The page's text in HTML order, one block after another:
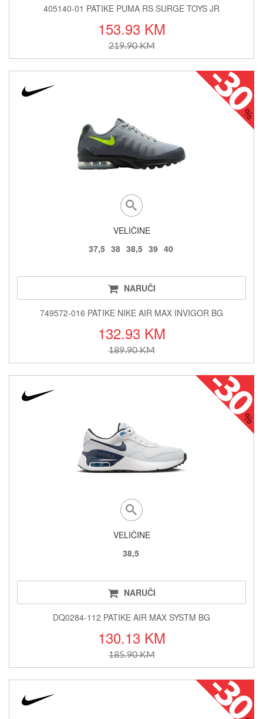
405140-01 PATIKE PUMA RS SURGE TOYS JR
153.93 KM
219.90 KM
VELIČINE
37,5 38 38,5 39 40
NARUČI
749572-016 PATIKE NIKE AIR MAX INVIGOR BG
132.93 KM
189.90 KM
VELIČINE
38,5
NARUČI
DQ0284-112 PATIKE AIR MAX SYSTM BG
130.13 KM
185.90 KM